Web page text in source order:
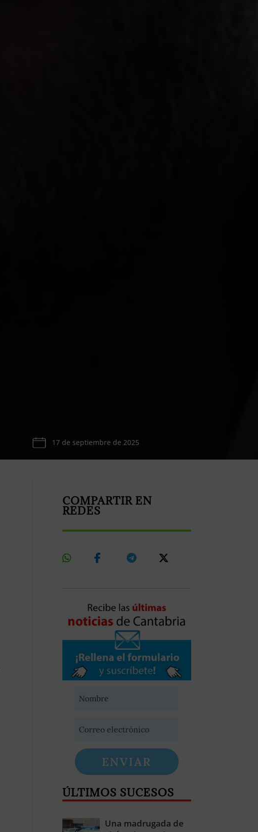
17 de septiembre de 2025
COMPARTIR EN
REDES
ENVIAR
ÚLTIMOS SUCESOS
Una madrugada de